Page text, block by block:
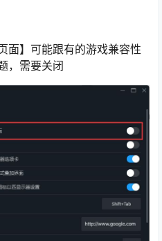
面】可能跟有的游戏兼容性
，需要关闭